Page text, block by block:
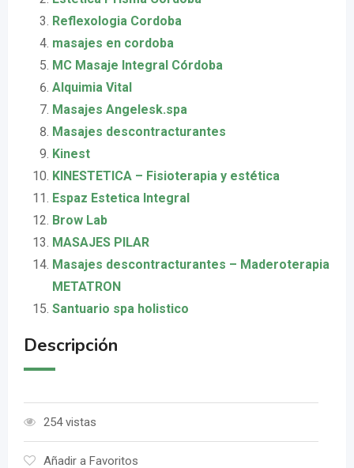
Reflexologia Cordoba
masajes en cordoba
MC Masaje Integral Córdoba
Alquimia Vital
Masajes Angelesk.spa
Masajes descontracturantes
Kinest
KINESTETICA – Fisioterapia y estética
Espaz Estetica Integral
Brow Lab
MASAJES PILAR
Masajes descontracturantes – Maderoterapia
METATRON
Santuario spa holistico
Descripción
254 vistas
Añadir a Favoritos